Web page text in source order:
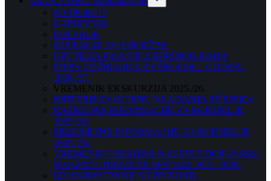
RASPORED
E-DNEVNIK
POTVRDE
DUPLIKAT SVJEDODŽBE
UPUTE ZA PISANJE ZAVRŠNOG RADA
POPIS UDŽBENIKA ZA ŠKOLSKU GODINU
2026./27.
VREMENIK EKSKURZIJA 2025./26.
KRITERIJ ZA OCJENU VLADANJA UČENIKA
RAZREDNE INFORMACIJE ZA RODITELJE
2025./26.
PREDMETNE INFORMACIJE ZA RODITELJE
2025./26.
VREMENIK DODATNE NASTAVE/DOPUNSKE
NASTAVE/ DRŽAVNE MATURE 2025./2026.
IZVANNASTAVNE AKTIVNOSTI